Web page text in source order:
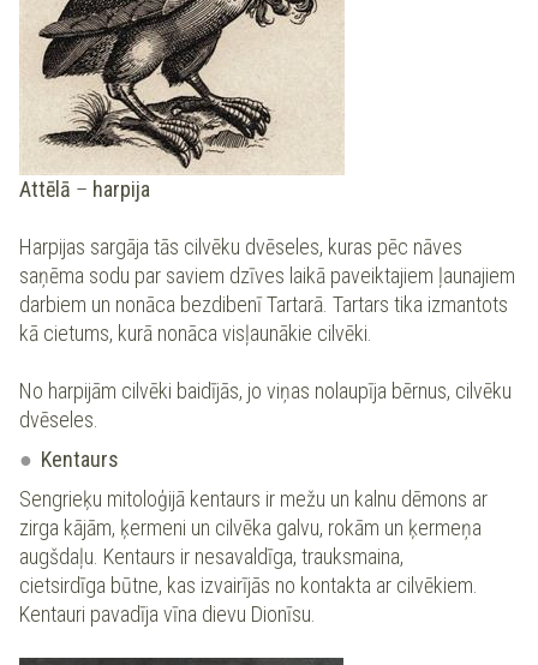
Attēlā – harpija
Harpijas sargāja tās cilvēku dvēseles, kuras pēc nāves
saņēma sodu par saviem dzīves laikā paveiktajiem ļaunajiem
darbiem un nonāca bezdibenī Tartarā. Tartars tika izmantots
kā cietums, kurā nonāca visļaunākie cilvēki.
No harpijām cilvēki baidījās, jo viņas nolaupīja bērnus, cilvēku
dvēseles.
Kentaurs
Sengrieķu mitoloģijā kentaurs ir mežu un kalnu dēmons ar
zirga kājām, ķermeni un cilvēka galvu, rokām un ķermeņa
augšdaļu. Kentaurs ir nesavaldīga, trauksmaina,
cietsirdīga būtne, kas izvairījās no kontakta ar cilvēkiem.
Kentauri pavadīja vīna dievu Dionīsu.